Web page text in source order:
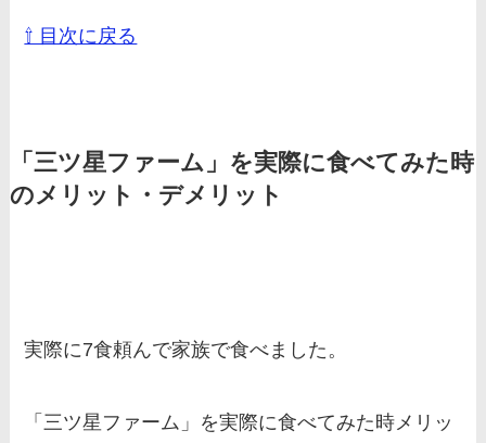
⇧ 目次に戻る
「三ツ星ファーム」を実際に食べてみた時
のメリット・デメリット
実際に7食頼んで家族で食べました。
「三ツ星ファーム」を実際に食べてみた時メリッ